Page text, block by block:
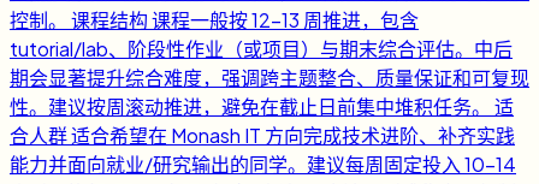
控制。 课程结构 课程一般按 12-13 周推进，包含
tutorial/lab、阶段性作业（或项目）与期末综合评估。中后
期会显著提升综合难度，强调跨主题整合、质量保证和可复现
性。建议按周滚动推进，避免在截止日前集中堆积任务。 适
合人群 适合希望在 Monash IT 方向完成技术进阶、补齐实践
能力并面向就业/研究输出的同学。建议每周固定投入 10-14